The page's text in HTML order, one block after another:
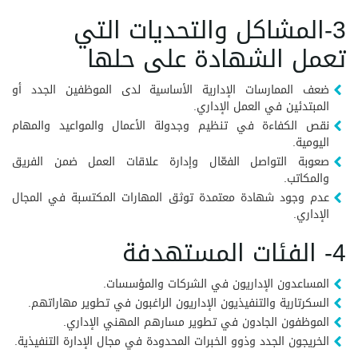
3-المشاكل والتحديات التي
تعمل الشهادة على حلها
ضعف الممارسات الإدارية الأساسية لدى الموظفين الجدد أو
المبتدئين في العمل الإداري.
نقص الكفاءة في تنظيم وجدولة الأعمال والمواعيد والمهام
اليومية.
صعوبة التواصل الفعّال وإدارة علاقات العمل ضمن الفريق
والمكاتب.
عدم وجود شهادة معتمدة توثق المهارات المكتسبة في المجال
الإداري.
4- الفئات المستهدفة
المساعدون الإداريون في الشركات والمؤسسات.
السكرتارية والتنفيذيون الإداريون الراغبون في تطوير مهاراتهم.
الموظفون الجادون في تطوير مسارهم المهني الإداري.
الخريجون الجدد وذوو الخبرات المحدودة في مجال الإدارة التنفيذية.